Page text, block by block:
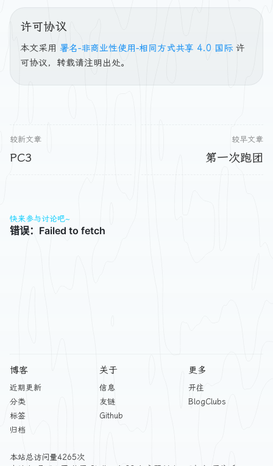
许可协议
本文采用 署名-非商业性使用-相同方式共享 4.0 国际 许
可协议，转载请注明出处。
较新文章
PC3
较早文章
第一次跑团
快来参与讨论吧~
博客
近期更新
分类
标签
归档
关于
信息
友链
Github
更多
开往
BlogClubs
本站总访问量4265次